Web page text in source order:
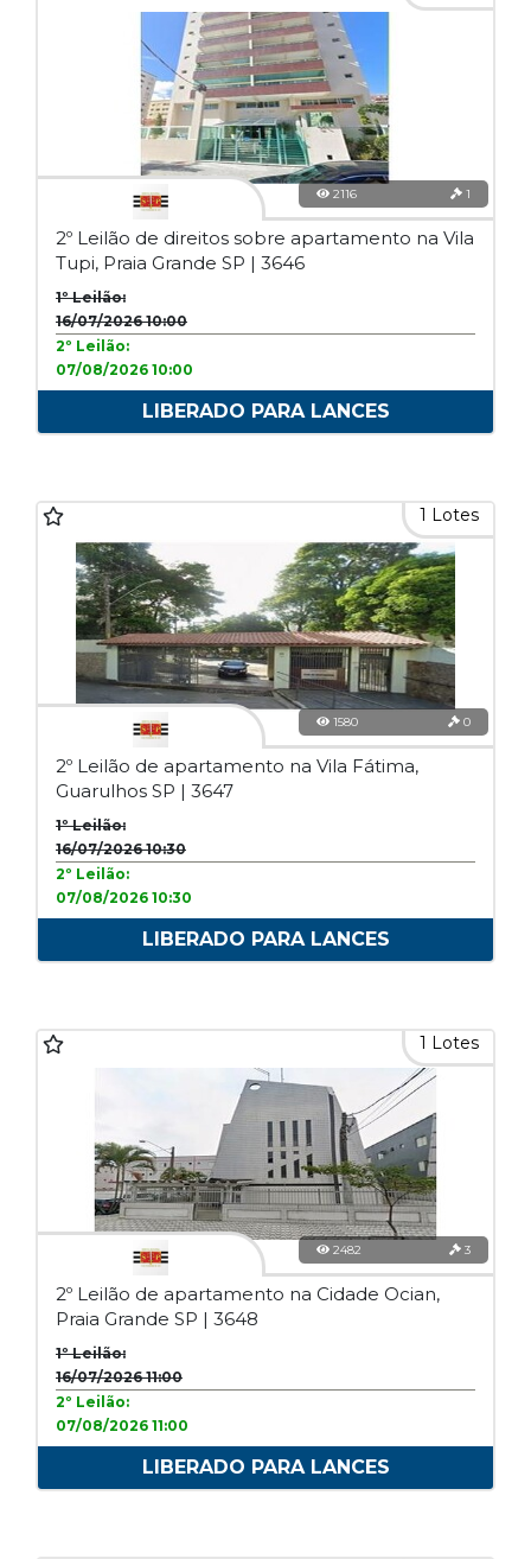
2116 1
2º Leilão de direitos sobre apartamento na Vila
Tupi, Praia Grande SP | 3646
1º Leilão:
16/07/2026 10:00
2º Leilão:
07/08/2026 10:00
LIBERADO PARA LANCES
1 Lotes
1580 0
2º Leilão de apartamento na Vila Fátima,
Guarulhos SP | 3647
1º Leilão:
16/07/2026 10:30
2º Leilão:
07/08/2026 10:30
LIBERADO PARA LANCES
1 Lotes
2482 3
2º Leilão de apartamento na Cidade Ocian,
Praia Grande SP | 3648
1º Leilão:
16/07/2026 11:00
2º Leilão:
07/08/2026 11:00
LIBERADO PARA LANCES